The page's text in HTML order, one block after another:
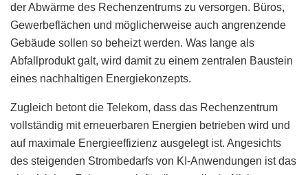
der Abwärme des Rechenzentrums zu versorgen. Büros,
Gewerbeflächen und möglicherweise auch angrenzende
Gebäude sollen so beheizt werden. Was lange als
Abfallprodukt galt, wird damit zu einem zentralen Baustein
eines nachhaltigen Energiekonzepts.
Zugleich betont die Telekom, dass das Rechenzentrum
vollständig mit erneuerbaren Energien betrieben wird und
auf maximale Energieeffizienz ausgelegt ist. Angesichts
des steigenden Strombedarfs von KI-Anwendungen ist das